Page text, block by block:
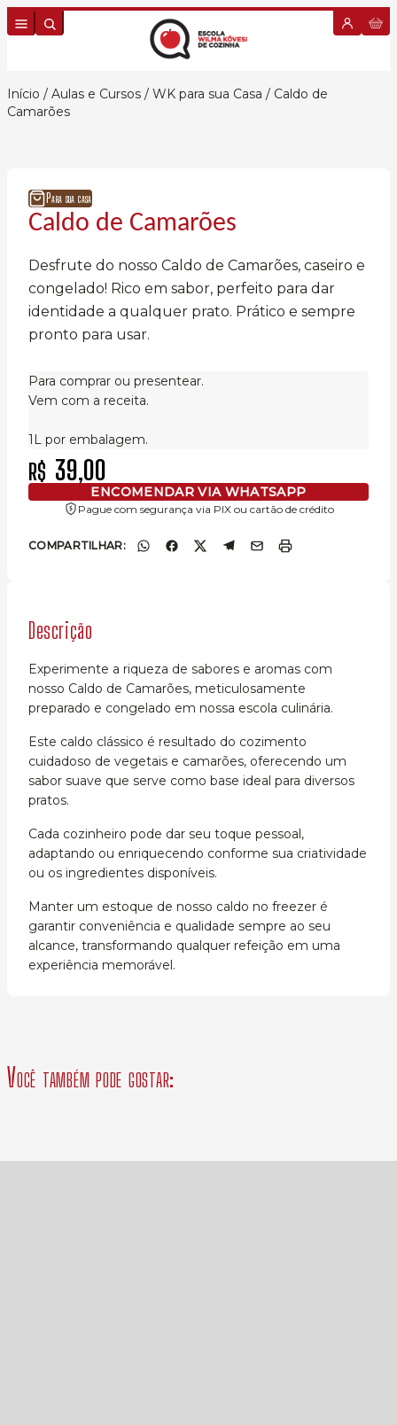
Skip to content
Início / Aulas e Cursos / WK para sua Casa / Caldo de
Camarões
Para sua casa
Caldo de Camarões
Desfrute do nosso Caldo de Camarões, caseiro e
congelado! Rico em sabor, perfeito para dar
identidade a qualquer prato. Prático e sempre
pronto para usar.
Para comprar ou presentear.
Vem com a receita.
1L por embalagem.
R$ 39,00
ENCOMENDAR VIA WHATSAPP
Pague com segurança via PIX ou cartão de crédito
COMPARTILHAR:
Descrição
Experimente a riqueza de sabores e aromas com
nosso Caldo de Camarões, meticulosamente
preparado e congelado em nossa escola culinária.
Este caldo clássico é resultado do cozimento
cuidadoso de vegetais e camarões, oferecendo um
sabor suave que serve como base ideal para diversos
pratos.
Cada cozinheiro pode dar seu toque pessoal,
adaptando ou enriquecendo conforme sua criatividade
ou os ingredientes disponíveis.
Manter um estoque de nosso caldo no freezer é
garantir conveniência e qualidade sempre ao seu
alcance, transformando qualquer refeição em uma
experiência memorável.
Você também pode gostar: